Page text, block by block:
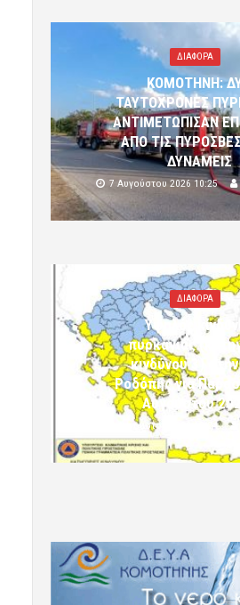
ΔΙΑΦΟΡΑ
ΚΟΜΟΤΗΝΗ:
ΤΑΥΤΟΧΡΟΝΕΣ
ΑΝΤΙΜΕΤΩΠΙΣΑΝ
ΑΠΟ ΤΙΣ
ΔΥΝΑΜΕΙΣ
7 Αυγούστου 2026 10:25
ΔΙΑΦΟΡΑ
Υψηλός
πυρκαγιάς
κινδύνου 3) στην
Ροδόπης για
Αυγούστου
7 Αυγούστου 2026 10:24